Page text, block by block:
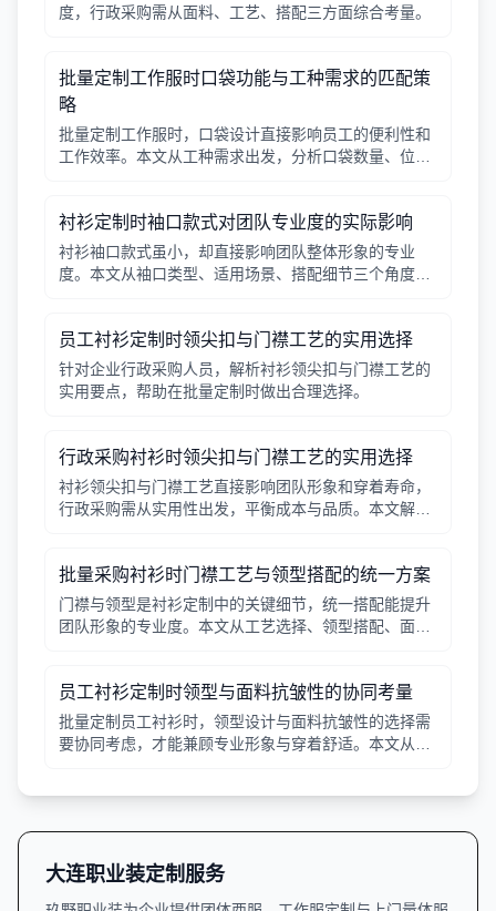
度，行政采购需从面料、工艺、搭配三方面综合考量。
批量定制工作服时口袋功能与工种需求的匹配策
略
批量定制工作服时，口袋设计直接影响员工的便利性和
工作效率。本文从工种需求出发，分析口袋数量、位
衬衫定制时袖口款式对团队专业度的实际影响
衬衫袖口款式虽小，却直接影响团队整体形象的专业
度。本文从袖口类型、适用场景、搭配细节三个角度，
员工衬衫定制时领尖扣与门襟工艺的实用选择
针对企业行政采购人员，解析衬衫领尖扣与门襟工艺的
实用要点，帮助在批量定制时做出合理选择。
行政采购衬衫时领尖扣与门襟工艺的实用选择
衬衫领尖扣与门襟工艺直接影响团队形象和穿着寿命，
行政采购需从实用性出发，平衡成本与品质。本文解析
批量采购衬衫时门襟工艺与领型搭配的统一方案
门襟与领型是衬衫定制中的关键细节，统一搭配能提升
团队形象的专业度。本文从工艺选择、领型搭配、面料
员工衬衫定制时领型与面料抗皱性的协同考量
批量定制员工衬衫时，领型设计与面料抗皱性的选择需
要协同考虑，才能兼顾专业形象与穿着舒适。本文从领
大连职业装定制服务